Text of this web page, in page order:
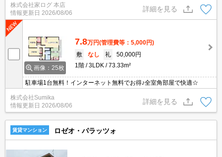
株式会社家ログ 本店
情報更新日 2026/08/06
詳細を見る
画像：25枚
7.8万円(管理費等：5,000円)
敷
なし 礼
50,000円
1階
3LDK 73.33m²
駐車場1台無料！インターネット無料でお得♪全室角部屋で快適☆
株式会社Sumika
情報更新日 2026/08/06
詳細を見る
賃貸マンション ロゼオ・パラッツォ